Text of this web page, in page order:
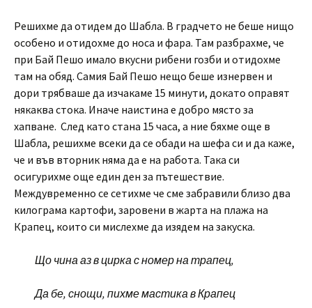
Решихме да отидем до Шабла. В градчето не беше нищо
особено и отидохме до носа и фара. Там разбрахме, че
при Бай Пешо имало вкусни рибени гозби и отидохме
там на обяд. Самия Бай Пешо нещо беше изнервен и
дори трябваше да изчакаме 15 минути, докато оправят
някаква стока. Иначе наистина е добро място за
хапване. След като стана 15 часа, а ние бяхме още в
Шабла, решихме всеки да се обади на шефа си и да каже,
че и във вторник няма да е на работа. Така си
осигурихме още един ден за пътешествие.
Междувременно се сетихме че сме забравили близо два
килограма картофи, заровени в жарта на плажа на
Крапец, които си мислехме да изядем на закуска.
Що чина аз в цирка с номер на трапец,
Да бе, снощи, пихме мастика в Крапец